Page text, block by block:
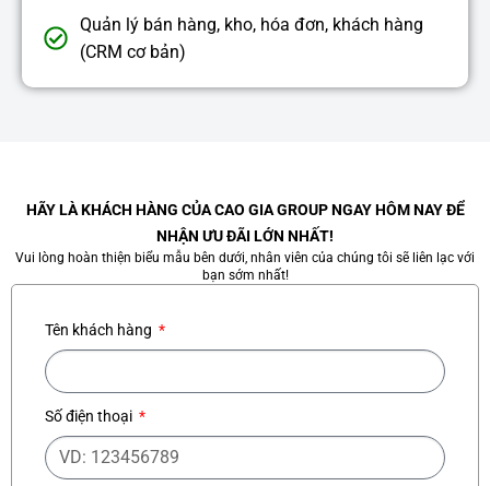
Quản lý bán hàng, kho, hóa đơn, khách hàng
(CRM cơ bản)
HÃY LÀ KHÁCH HÀNG CỦA CAO GIA GROUP NGAY HÔM NAY ĐỂ
NHẬN ƯU ĐÃI LỚN NHẤT!
Vui lòng hoàn thiện biểu mẫu bên dưới, nhân viên của chúng tôi sẽ liên lạc với
bạn sớm nhất!
Tên khách hàng
Số điện thoại